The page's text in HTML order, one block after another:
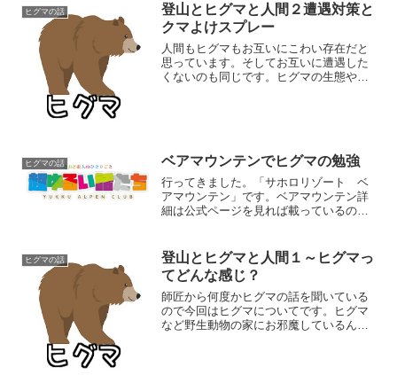
ヒグマの話
登山とヒグマと人間２遭遇対策と
クマよけスプレー
人間もヒグマもお互いにこわい存在だと
思っています。そしてお互いに遭遇した
くないのも同じです。ヒグマの生態や習
ヒグマの話 ベアマウンテンでヒグマの勉強
行ってきました。「サホロリゾート ベ
アマウンテン」です。ベアマウンテン詳
細は公式ページを見れば載っているので
看板が目印です。登山に行きたいけどヒ
グマこわいし…という...
ヒグマの話
登山とヒグマと人間１～ヒグマっ
てどんな感じ？
師匠から何度かヒグマの話を聞いている
ので今回はヒグマについてです。ヒグマ
など野生動物の家にお邪魔しているんで